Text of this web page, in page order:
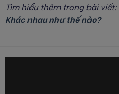
Tìm hiểu thêm trong bài viết:
Khác nhau như thế nào?